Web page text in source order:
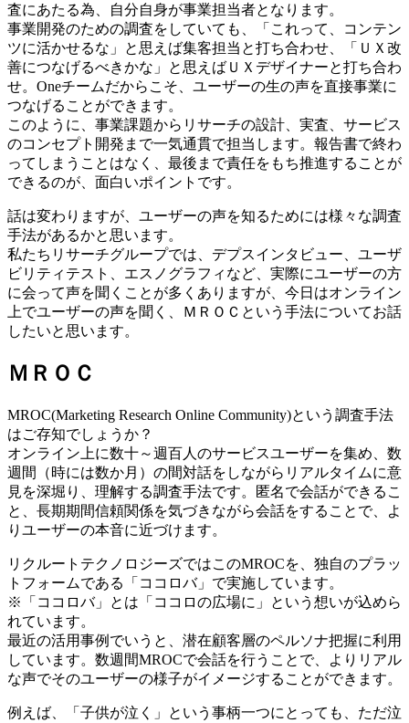
査にあたる為、自分自身が事業担当者となります。
事業開発のための調査をしていても、「これって、コンテン
ツに活かせるな」と思えば集客担当と打ち合わせ、「ＵＸ改
善につなげるべきかな」と思えばＵＸデザイナーと打ち合わ
せ。Oneチームだからこそ、ユーザーの生の声を直接事業に
つなげることができます。
このように、事業課題からリサーチの設計、実査、サービス
のコンセプト開発まで一気通貫で担当します。報告書で終わ
ってしまうことはなく、最後まで責任をもち推進することが
できるのが、面白いポイントです。
話は変わりますが、ユーザーの声を知るためには様々な調査
手法があるかと思います。
私たちリサーチグループでは、デプスインタビュー、ユーザ
ビリティテスト、エスノグラフィなど、実際にユーザーの方
に会って声を聞くことが多くありますが、今日はオンライン
上でユーザーの声を聞く、ＭＲＯＣという手法についてお話
したいと思います。
ＭＲＯＣ
MROC(Marketing Research Online Community)という調査手法
はご存知でしょうか？
オンライン上に数十～週百人のサービスユーザーを集め、数
週間（時には数か月）の間対話をしながらリアルタイムに意
見を深堀り、理解する調査手法です。匿名で会話ができるこ
と、長期期間信頼関係を気づきながら会話をすることで、よ
りユーザーの本音に近づけます。
リクルートテクノロジーズではこのMROCを、独自のプラッ
トフォームである「ココロバ」で実施しています。
※「ココロバ」とは「ココロの広場に」という想いが込めら
れています。
最近の活用事例でいうと、潜在顧客層のペルソナ把握に利用
しています。数週間MROCで会話を行うことで、よりリアル
な声でそのユーザーの様子がイメージすることができます。
例えば、「子供が泣く」という事柄一つにとっても、ただ泣